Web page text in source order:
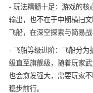
- 玩法精髓十足：游戏的核
输出，也不在于中期横扫
飞船，在深空探索与简易
- 飞船等级进阶：飞船分为
级直至旗舰级，随着玩家
也会愈发强大，需要玩家
稳步前行。